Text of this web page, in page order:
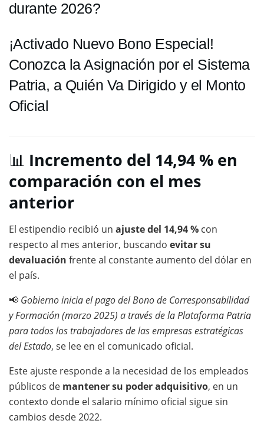
durante 2026?
¡Activado Nuevo Bono Especial!
Conozca la Asignación por el Sistema
Patria, a Quién Va Dirigido y el Monto
Oficial
📊 Incremento del 14,94 % en
comparación con el mes
anterior
El estipendio recibió un ajuste del 14,94 % con
respecto al mes anterior, buscando evitar su
devaluación frente al constante aumento del dólar en
el país.
📢 Gobierno inicia el pago del Bono de Corresponsabilidad
y Formación (marzo 2025) a través de la Plataforma Patria
para todos los trabajadores de las empresas estratégicas
del Estado, se lee en el comunicado oficial.
Este ajuste responde a la necesidad de los empleados
públicos de mantener su poder adquisitivo, en un
contexto donde el salario mínimo oficial sigue sin
cambios desde 2022.